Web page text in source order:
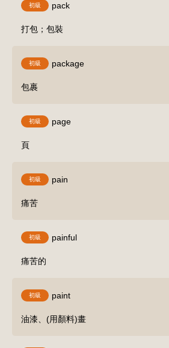
初級 pack
打包；包裝
初級 package
包裹
初級 page
頁
初級 pain
痛苦
初級 painful
痛苦的
初級 paint
油漆、(用顏料)畫